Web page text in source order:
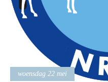
Import registratie
Veulenregistratie
I&R Registratie
Informatie
Formulier overschrijven
woensdag 22 mei